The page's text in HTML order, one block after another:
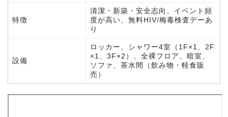
特徴
清潔・新築・安全志向、イベント頻
度が高い、無料HIV/梅毒検査デーあ
り
設備
ロッカー、シャワー4室（1F×1、2F
×1、3F×2）、全裸フロア、暗室、
ソファ、茶水間（飲み物・軽食販
売）